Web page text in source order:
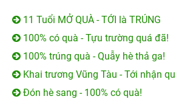
11 Tuổi MỞ QUÀ - TỚI là TRÚNG
100% có quà - Tựu trường quá đã!
100% trúng quà - Quẫy hè thả ga!
Khai trương Vũng Tàu - Tới nhận
Đón hè sang - 100% có quà!